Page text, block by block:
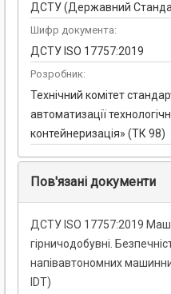
ДСТУ (Державний
Шифр документа:
ДСТУ ISO 17757:2019
Розробник:
Технічний комітет
автоматизації
контейнеризація» (ТК 98)
Пов'язані документи
ДСТУ ISO 17757:2019
гірничодобувні.
напівавтономних
IDT)